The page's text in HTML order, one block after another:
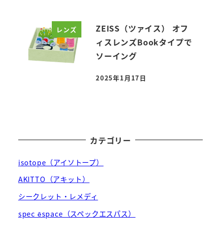
レンズ
ZEISS（ツァイス） オフ
ィスレンズBookタイプで
ソーイング
投稿日
2025年1月17日
カテゴリー
isotope（アイソトープ）
AKITTO（アキット）
シークレット・レメディ
spec ēspace（スペックエスパス）